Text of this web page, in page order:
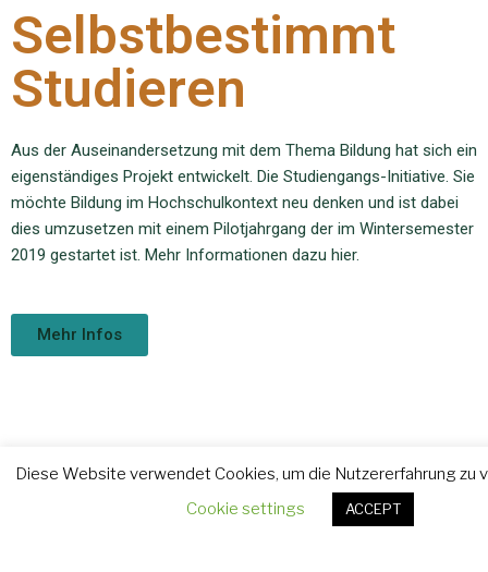
Selbstbestimmt
Studieren
Aus der Auseinandersetzung mit dem Thema Bildung hat sich ein
eigenständiges Projekt entwickelt. Die Studiengangs-Initiative. Sie
möchte Bildung im Hochschulkontext neu denken und ist dabei
dies umzusetzen mit einem Pilotjahrgang der im Wintersemester
2019 gestartet ist. Mehr Informationen dazu hier.
Mehr Infos
Diese Website verwendet Cookies, um die Nutzererfahrung zu
Cookie settings
ACCEPT